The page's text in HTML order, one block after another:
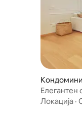
Елегантен
Локација ·